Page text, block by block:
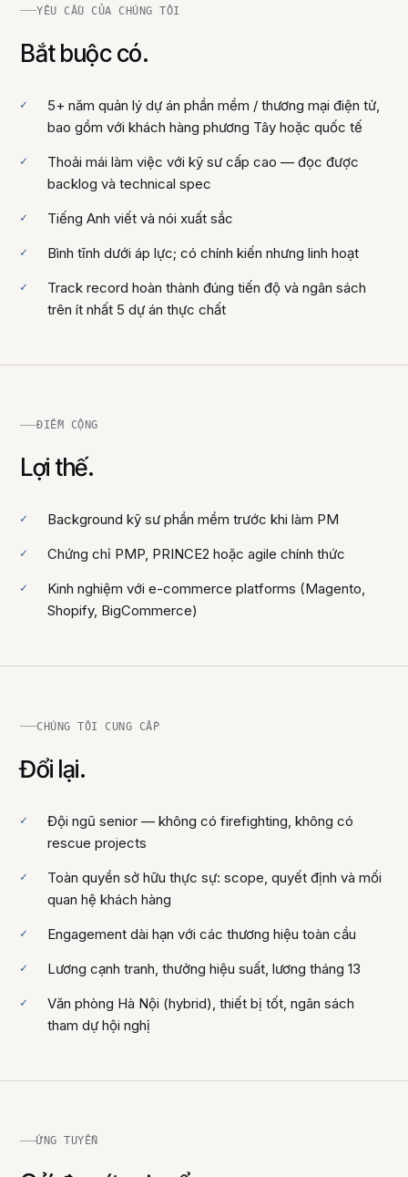
YÊU CẦU CỦA CHÚNG TÔI
Bắt buộc có.
5+ năm quản lý dự án phần mềm / thương mại điện tử,
bao gồm với khách hàng phương Tây hoặc quốc tế
Thoải mái làm việc với kỹ sư cấp cao — đọc được
backlog và technical spec
Tiếng Anh viết và nói xuất sắc
Bình tĩnh dưới áp lực; có chính kiến nhưng linh hoạt
Track record hoàn thành đúng tiến độ và ngân sách
trên ít nhất 5 dự án thực chất
ĐIỂM CỘNG
Lợi thế.
Background kỹ sư phần mềm trước khi làm PM
Chứng chỉ PMP, PRINCE2 hoặc agile chính thức
Kinh nghiệm với e-commerce platforms (Magento,
Shopify, BigCommerce)
CHÚNG TÔI CUNG CẤP
Đổi lại.
Đội ngũ senior — không có firefighting, không có
rescue projects
Toàn quyền sở hữu thực sự: scope, quyết định và mối
quan hệ khách hàng
Engagement dài hạn với các thương hiệu toàn cầu
Lương cạnh tranh, thưởng hiệu suất, lương tháng 13
Văn phòng Hà Nội (hybrid), thiết bị tốt, ngân sách
tham dự hội nghị
ỨNG TUYỂN